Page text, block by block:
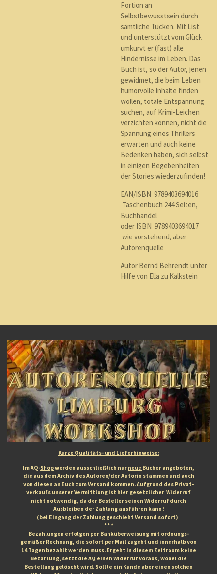
Portion an
Selbstbewusstsein durch
sämtliche Tücken. Mit List
und unterstützt vom Glück
umkurvt er (fast) alle
Hindernisse im Leben. Das
Buch ist, so der Autor, jenen
gewidmet, die beim Leben
humorvolle Inhalte finden
wollen, totale Entspannung
suchen, auf Krimi-Leichen
verzichten können, nicht die
Spannung eines Thrillers
erwarten und auch keine
Bedenken haben, sich selbst
in einigen Begebenheiten
der Stories wiederzufinden!
EAN/ISBN 9789403694016
Taschenbuch 244 Seiten,
Buchhandel
oder ISBN 9789403694017
wie vorstehend, aber
Autorenquelle
Autor Bernd Behrendt unter
Hilfe von Ella zu Kalkstein
Kurze Qualitäts- und Lieferhinweise:
Im AQ-Shopwerden ausschließlich nur neue Bücher angeboten,
die aus dem Archiv des Autoren/der Autorin stammen und auch
von diesen an Euch zum Versand kommen. Aufgrund des Privat-
verkaufs unserer Vermittlung ist hier gesetzlicher Widerruf
nicht notwendig, da der Besteller seinen Widerruf durch
Ausbleiben der Zahlung ausführen kann !
(bei Eingang der Zahlung geschieht Versand sofort)
* * *
Bezahlungen erfolgen per Banküberweisung mit ordnungs-
gemäßer Rechnung, die sofort per Mail zugeht und innerhalb von
14 Tagen bezahlt werden muss. Ergeht in diesem Zeitraum keine
Bezahlung, setzt die AQ einen Widerruf voraus, wobei die
Bestellung gelöscht wird. Sollte ein Kunde aber einen solchen